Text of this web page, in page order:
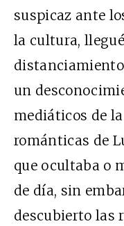
suspicaz ante
la cultura,
un
mediáticos de
románticas de
que ocultaba o
de día, sin
descubierto las